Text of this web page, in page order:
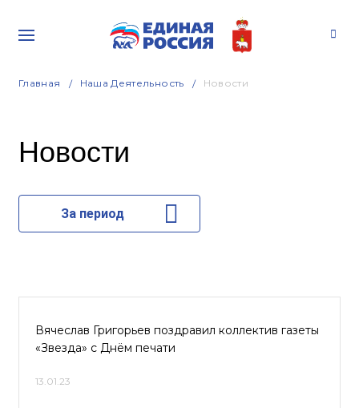
Главная Наша Деятельность Новости
Новости
За период
Вячеслав Григорьев поздравил коллектив газеты
«Звезда» с Днём печати
13.01.23